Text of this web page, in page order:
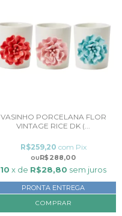
VASINHO PORCELANA FLOR
VINTAGE RICE DK (...
R$288,00
R$259,20 com Pix
10 x de R$28,80 sem juros
PRONTA ENTREGA
COMPRAR